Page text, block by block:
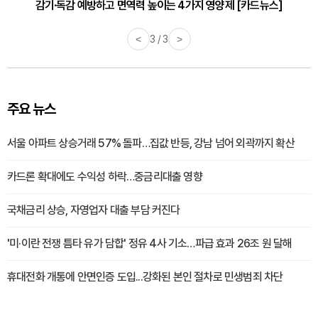
바쁜 아침, 공복에 먹기 좋은 과일 4가지 [카드뉴스]
감기·독감 예방하고 면역력 높이는 4가지 영양제 [카드뉴스]
< 3 / 3 >
주요 뉴스
서울 아파트 상승거래 57% 돌파…집값 반등, 강남 넘어 외곽까지 확산
카드론 확대에도 수익성 하락…중금리대출 영향
국채금리 상승, 자영업자 대출 부담 커진다
'미·이란 전쟁 틈타 유가 담합' 정유 4사 기소…파급 효과 26조 원 달해
휴대전화 개통에 안면인증 도입...강화된 본인 절차로 민생범죄 차단